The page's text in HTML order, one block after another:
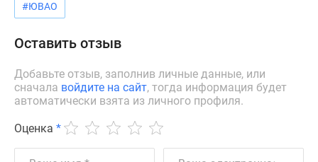
сайте
Дзен
места
Апартаменты
ипотека
#рассрочка
#ЮВАО
Оставить отзыв
Добавьте отзыв, заполнив личные данные, или
сначала войдите на сайт, тогда информация будет
автоматически взята из личного профиля.
Оценка *